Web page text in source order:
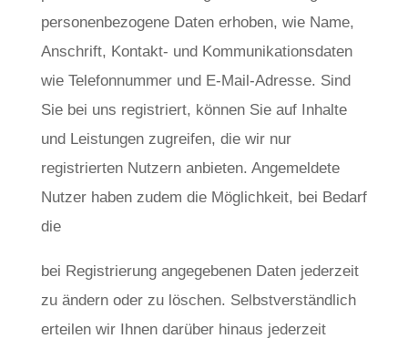
personenbezogene Daten erhoben, wie Name,
Anschrift, Kontakt- und Kommunikationsdaten
wie Telefonnummer und E-Mail-Adresse. Sind
Sie bei uns registriert, können Sie auf Inhalte
und Leistungen zugreifen, die wir nur
registrierten Nutzern anbieten. Angemeldete
Nutzer haben zudem die Möglichkeit, bei Bedarf
die
r
e
l
bei Registrierung angegebenen Daten jederzeit
zu ändern oder zu löschen. Selbstverständlich
erteilen wir Ihnen darüber hinaus jederzeit